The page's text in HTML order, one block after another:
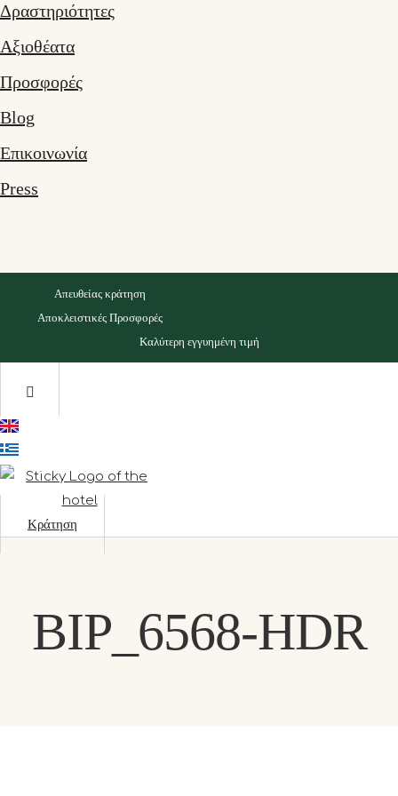
Δραστηριότητες
Αξιοθέατα
Προσφορές
Blog
Επικοινωνία
Press
Απευθείας κράτηση
Αποκλειστικές Προσφορές
Καλύτερη εγγυημένη τιμή
Κράτηση
BIP_6568-HDR